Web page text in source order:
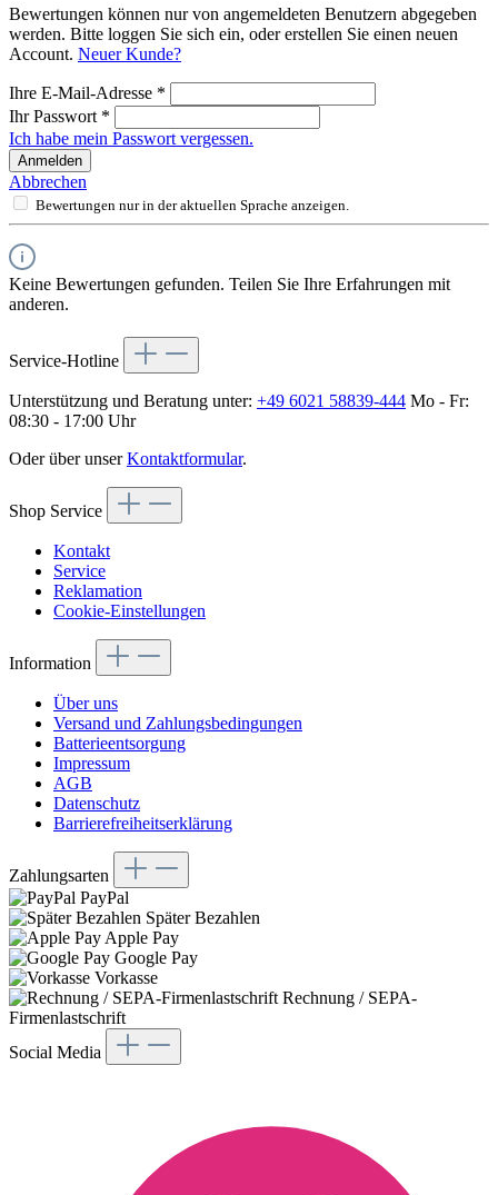
Bewertungen können nur von angemeldeten Benutzern abgegeben
werden. Bitte loggen Sie sich ein, oder erstellen Sie einen neuen
Account. Neuer Kunde?
Ihre E-Mail-Adresse *
Ihr Passwort *
Ich habe mein Passwort vergessen.
Anmelden
Abbrechen
Bewertungen nur in der aktuellen Sprache anzeigen.
Keine Bewertungen gefunden. Teilen Sie Ihre Erfahrungen mit
anderen.
Service-Hotline
Unterstützung und Beratung unter: +49 6021 58839-444 Mo - Fr:
08:30 - 17:00 Uhr
Oder über unserKontaktformular.
Shop Service
Kontakt
Service
Reklamation
Cookie-Einstellungen
Information
Über uns
Versand und Zahlungsbedingungen
Batterieentsorgung
Impressum
AGB
Datenschutz
Barrierefreiheitserklärung
Zahlungsarten
PayPal
Später Bezahlen
Apple Pay
Google Pay
Vorkasse
Rechnung / SEPA-
Firmenlastschrift
Social Media